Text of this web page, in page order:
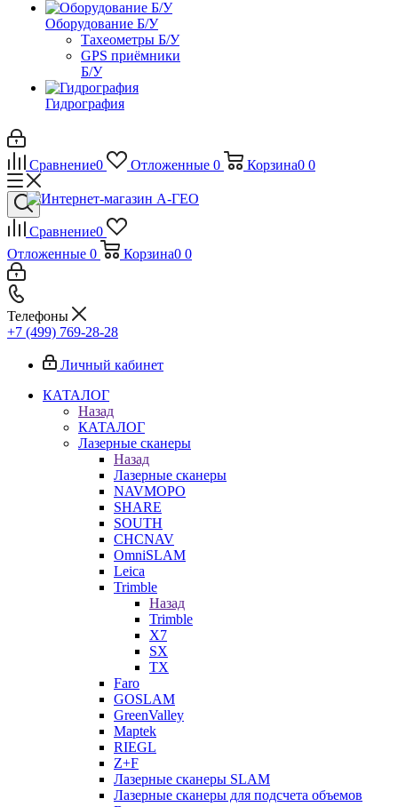
Оборудование Б/У
Тахеометры Б/У
GPS приёмники
Б/У
Гидрография
Сравнение0 Отложенные 0 Корзина0 0
Сравнение0
Отложенные 0 Корзина0 0
Телефоны
+7 (499) 769-28-28
Личный кабинет
КАТАЛОГ
Назад
КАТАЛОГ
Лазерные сканеры
Назад
Лазерные сканеры
NAVMOPO
SHARE
SOUTH
CHCNAV
OmniSLAM
Leica
Trimble
Назад
Trimble
X7
SX
TX
Faro
GOSLAM
GreenValley
Maptek
RIEGL
Z+F
Лазерные сканеры SLAM
Лазерные сканеры для подсчета объемов